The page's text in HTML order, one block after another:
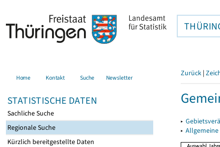
Home Kontakt Suche Newsletter
STATISTISCHE DATEN
Sachliche Suche
Regionale Suche
Kürzlich bereitgestellte Daten
Zurück |
▸
▸